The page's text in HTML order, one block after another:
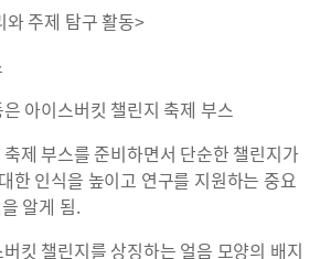
주제 탐구 활동>
아이스버킷 챌린지 축제 부스
제 부스를 준비하면서 단순한 챌린지가
한 인식을 높이고 연구를 지원하는 중요
알게 됨.
킷 챌린지를 상징하는 얼음 모양의 배지